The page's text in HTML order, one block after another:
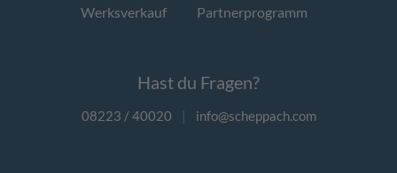
Werksverkauf
Partnerprogramm
Hast du Fragen?
08223 / 40020 | info@scheppach.com